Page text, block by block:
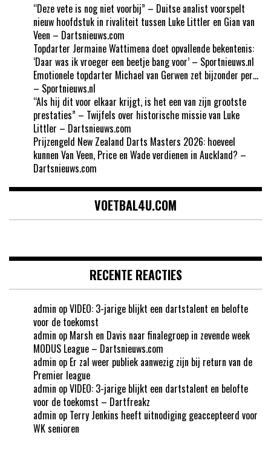
“Deze vete is nog niet voorbij” – Duitse analist voorspelt
nieuw hoofdstuk in rivaliteit tussen Luke Littler en Gian van
Veen – Dartsnieuws.com
Topdarter Jermaine Wattimena doet opvallende bekentenis:
‘Daar was ik vroeger een beetje bang voor’ – Sportnieuws.nl
Emotionele topdarter Michael van Gerwen zet bijzonder per…
– Sportnieuws.nl
“Als hij dit voor elkaar krijgt, is het een van zijn grootste
prestaties” – Twijfels over historische missie van Luke
Littler – Dartsnieuws.com
Prijzengeld New Zealand Darts Masters 2026: hoeveel
kunnen Van Veen, Price en Wade verdienen in Auckland? –
Dartsnieuws.com
VOETBAL4U.COM
RECENTE REACTIES
admin opVIDEO: 3-jarige blijkt een dartstalent en belofte
voor de toekomst
admin op Marsh en Davis naar finalegroep in zevende week
MODUS League – Dartsnieuws.com
admin op Er zal weer publiek aanwezig zijn bij return van de
Premier league
admin opVIDEO: 3-jarige blijkt een dartstalent en belofte
voor de toekomst – Dartfreakz
admin op Terry Jenkins heeft uitnodiging geaccepteerd voor
WK senioren